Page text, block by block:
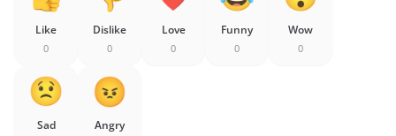
Like
0
Dislike
0
Love
0
Funny
0
Wow
0
Sad Angry